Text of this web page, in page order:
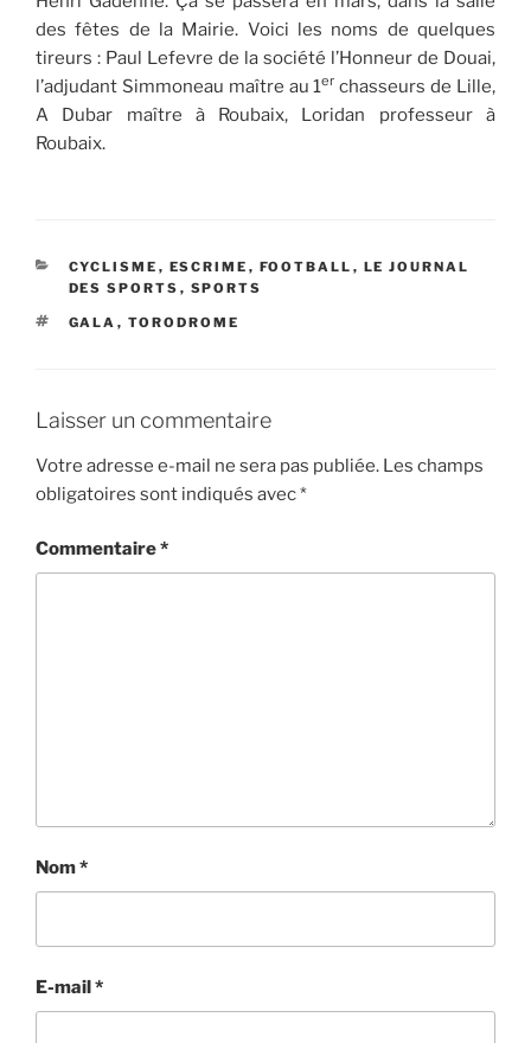
des fêtes de la Mairie. Voici les noms de quelques
tireurs : Paul Lefevre de la société l’Honneur de Douai,
l’adjudant Simmoneau maître au 1er chasseurs de Lille,
A Dubar maître à Roubaix, Loridan professeur à
Roubaix.
CATÉGORIES
CYCLISME , ESCRIME , FOOTBALL , LE JOURNAL
DES SPORTS , SPORTS
ÉTIQUETTES
GALA , TORODROME
Laisser un commentaire
Votre adresse e-mail ne sera pas publiée. Les champs
obligatoires sont indiqués avec*
Commentaire*
Nom*
E-mail*